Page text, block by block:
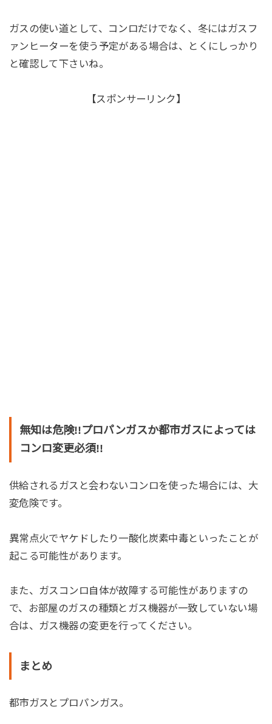
ガスの使い道として、コンロだけでなく、冬にはガスフ
ァンヒーターを使う予定がある場合は、とくにしっかり
と確認して下さいね。
【スポンサーリンク】
無知は危険!!プロパンガスか都市ガスによっては
コンロ変更必須!!
供給されるガスと会わないコンロを使った場合には、大
変危険です。
異常点火でヤケドしたり一酸化炭素中毒といったことが
起こる可能性があります。
また、ガスコンロ自体が故障する可能性がありますの
で、お部屋のガスの種類とガス機器が一致していない場
合は、ガス機器の変更を行ってください。
まとめ
都市ガスとプロパンガス。